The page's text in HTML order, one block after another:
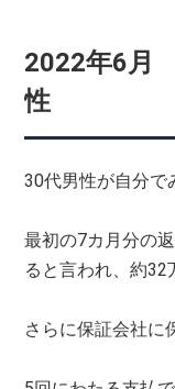
2022年6月
性
30代男性が自分で
最初の7カ月分の
ると言われ、約32
さらに保証会社に